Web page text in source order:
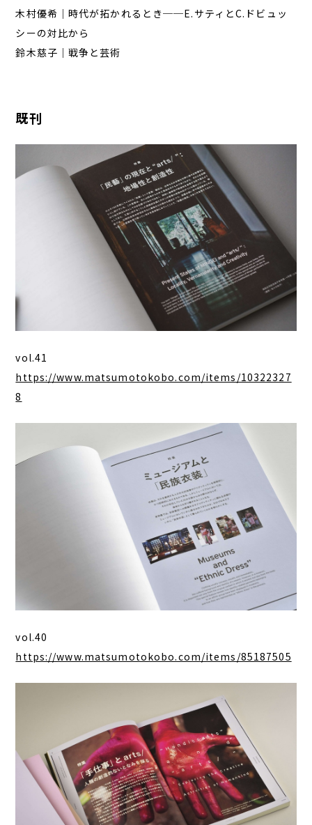
木村優希｜時代が拓かれるとき──E.サティとC.ドビュッ
シーの対比から
鈴木慈子｜戦争と芸術
既刊
vol.41
https://www.matsumotokobo.com/items/10322327
8
vol.40
https://www.matsumotokobo.com/items/85187505